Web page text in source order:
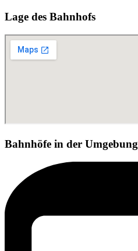
Lage des Bahnhofs
Bahnhöfe in der Umgebung